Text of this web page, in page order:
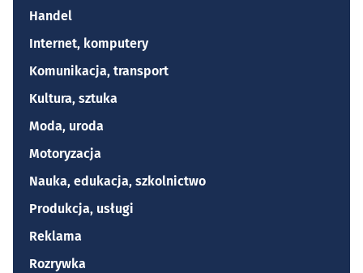
Handel
Internet, komputery
Komunikacja, transport
Kultura, sztuka
Moda, uroda
Motoryzacja
Nauka, edukacja, szkolnictwo
Produkcja, usługi
Reklama
Rozrywka